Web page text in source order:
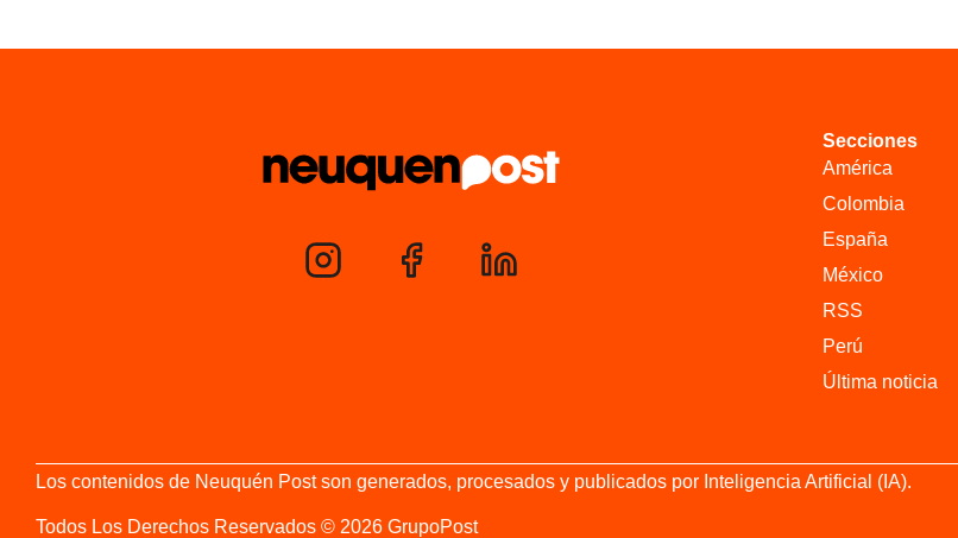
Secciones
América
Colombia
España
México
RSS
Perú
Última noticia
Los contenidos de Neuquén Post son generados, procesados y publicados por Inteligencia Artificial (IA).
Todos Los Derechos Reservados © 2026 GrupoPost